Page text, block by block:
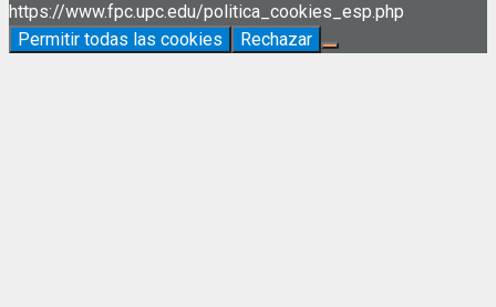
https://www.fpc.upc.edu/politica_cookies_esp.php
Permitir todas las cookies
Rechazar